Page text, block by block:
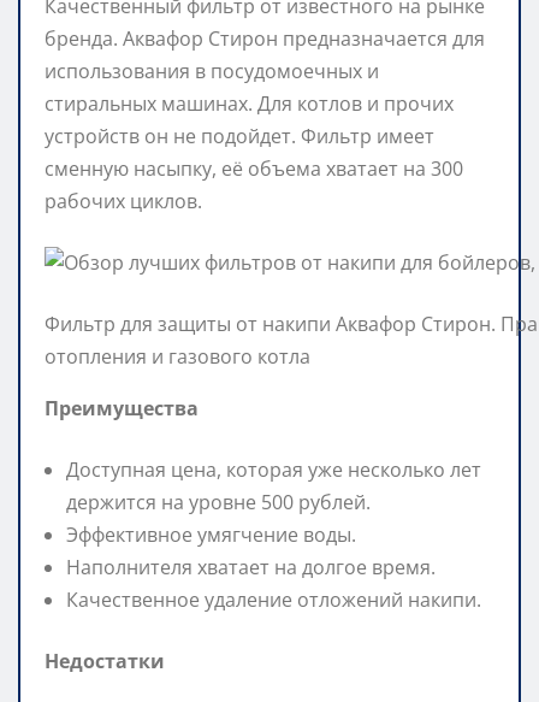
Качественный фильтр от известного на рынке
бренда. Аквафор Стирон предназначается для
использования в посудомоечных и
стиральных машинах. Для котлов и прочих
устройств он не подойдет. Фильтр имеет
сменную насыпку, её объема хватает на 300
рабочих циклов.
Фильтр для защиты от накипи Аквафор Стирон.
отопления и газового котла
Преимущества
Доступная цена, которая уже несколько лет
держится на уровне 500 рублей.
Эффективное умягчение воды.
Наполнителя хватает на долгое время.
Качественное удаление отложений накипи.
Недостатки